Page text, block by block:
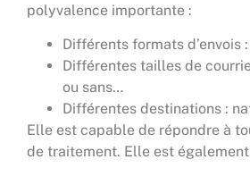
polyvalence importante :
Différents formats
Différentes tailles de
ou sans…
Différentes destinations :
Elle est capable de répondre à
de traitement. Elle est